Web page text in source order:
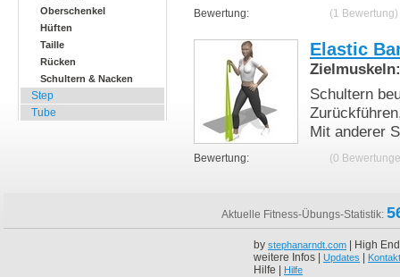
Oberschenkel
Hüften
Taille
Rücken
Schultern & Nacken
Step
Tube
Bewertung: (1 Bewertung)
Elastic
Zielmuskeln:
Schultern
Mit anderer
Bewertung: (0
Aktuelle Fitness-Übungs-Statistik:
by stephanarndt.com | High
weitere Infos | Updates | Kontakt
Hilfe | Hilfe